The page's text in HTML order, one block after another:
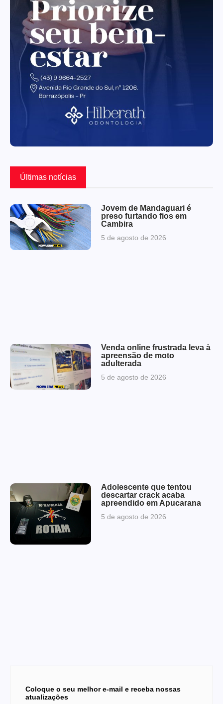
Últimas notícias
Jovem de Mandaguari é
preso furtando fios em
Cambira
5 de agosto de 2026
Venda online frustrada leva à
apreensão de moto
adulterada
5 de agosto de 2026
Adolescente que tentou
descartar crack acaba
apreendido em Apucarana
5 de agosto de 2026
Coloque o seu melhor e-mail e receba nossas
atualizações